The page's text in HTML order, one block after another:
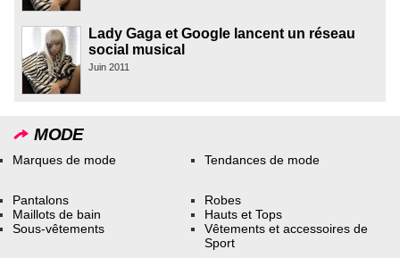
Lady Gaga et Google lancent un réseau
social musical
Juin 2011
MODE
Marques de mode Tendances de mode
Pantalons
Maillots de bain
Sous-vêtements
Robes
Hauts et Tops
Vêtements et accessoires de
Sport